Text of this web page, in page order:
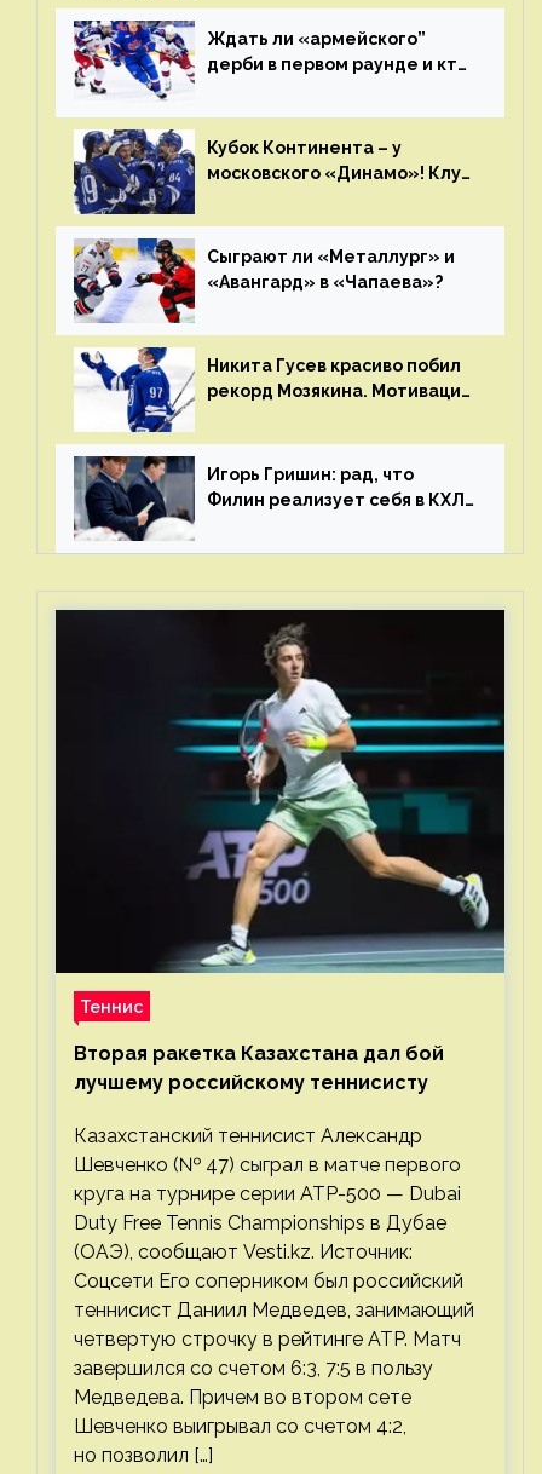
Ждать ли «армейского”
дерби в первом раунде и кто
Главные интриги последнего
дня «регулярки” КХЛ
Кубок Континента – у
московского «Динамо»! Клуб
сезон
Сыграют ли «Металлург» и
«Авангард» в «Чапаева»?
Никита Гусев красиво побил
рекорд Мозякина. Мотивации
много
Игорь Гришин: рад, что
Филин реализует себя в КХЛ
стали загонять его в рамки
Теннис
Вторая ракетка Казахстана дал бой
лучшему российскому теннисисту
Казахстанский теннисист Александр
Шевченко (№ 47) сыграл в матче первого
круга на турнире серии ATP-500 — Dubai
Duty Free Tennis Championships в Дубае
(ОАЭ), сообщают Vesti.kz. Источник:
Соцсети Его соперником был российский
теннисист Даниил Медведев, занимающий
четвертую строчку в рейтинге ATP. Матч
завершился со счетом 6:3, 7:5 в пользу
Медведева. Причем во втором сете
Шевченко выигрывал со счетом 4:2,
но позволил […]